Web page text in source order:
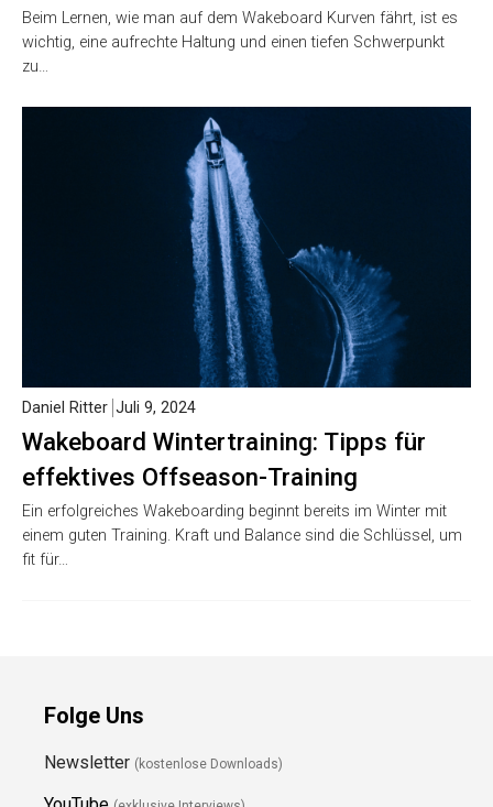
Beim Lernen, wie man auf dem Wakeboard Kurven fährt, ist es
wichtig, eine aufrechte Haltung und einen tiefen Schwerpunkt
zu…
Wakeboard Wintertraining: Tipps für
effektives Offseason-Training
Daniel Ritter Juli 9, 2024
Ein erfolgreiches Wakeboarding beginnt bereits im Winter mit
einem guten Training. Kraft und Balance sind die Schlüssel, um
fit für…
Folge Uns
Newsletter (kostenlose Downloads)